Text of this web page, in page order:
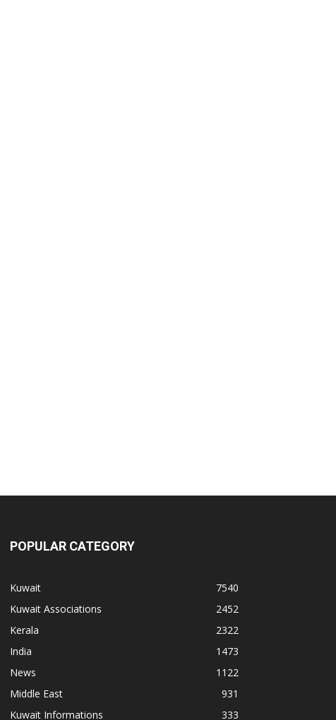
POPULAR CATEGORY
Kuwait
7540
Kuwait Associations
2452
Kerala
2322
India
1473
News
1122
Middle East
931
Kuwait Informations
333